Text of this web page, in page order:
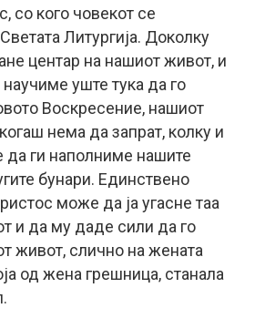
со кого човекот се
Литургија. Доколку
центар на нашиот живот, и
уште тука да го
Воскресение, нашиот
нема да запрат, колку и
да ги наполниме нашите
бунари. Единствено
може да ја угасне таа
и да му даде сили да го
живот, слично на жената
од жена грешница, станала